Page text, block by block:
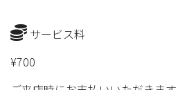
サービス料
¥700